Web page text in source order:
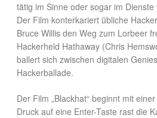
tätig im Sinne oder sogar im
Der Film konterkariert übliche
Bruce Willis den Weg zum Lorbeer
Hackerheld Hathaway (Chris
ballert sich zwischen digitalen
Hackerballade.
Der Film „Blackhat“ beginnt mit
Druck auf eine Enter-Taste rast die